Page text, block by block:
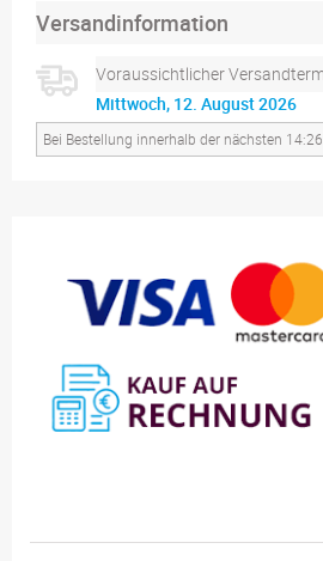
Versandinformation
Voraussichtlicher
Mittwoch, 12. August 2026
Bei Bestellung innerhalb der nächsten